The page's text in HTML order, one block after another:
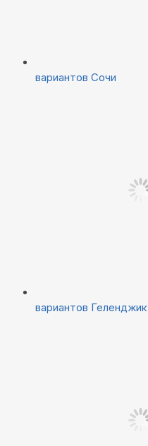
вариантов Сочи
вариантов Геленджик